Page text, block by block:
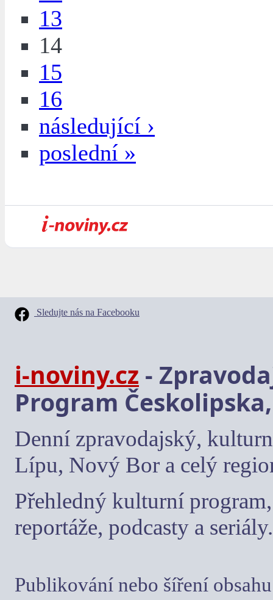
13
14
15
16
následující ›
poslední »
Sledujte nás na Facebooku
i-noviny.cz -
Program
Denní zpravodajský,
Lípu, Nový Bor a celý
Přehledný kulturní
reportáže, podcasty a seriály.
Publikování nebo šíření